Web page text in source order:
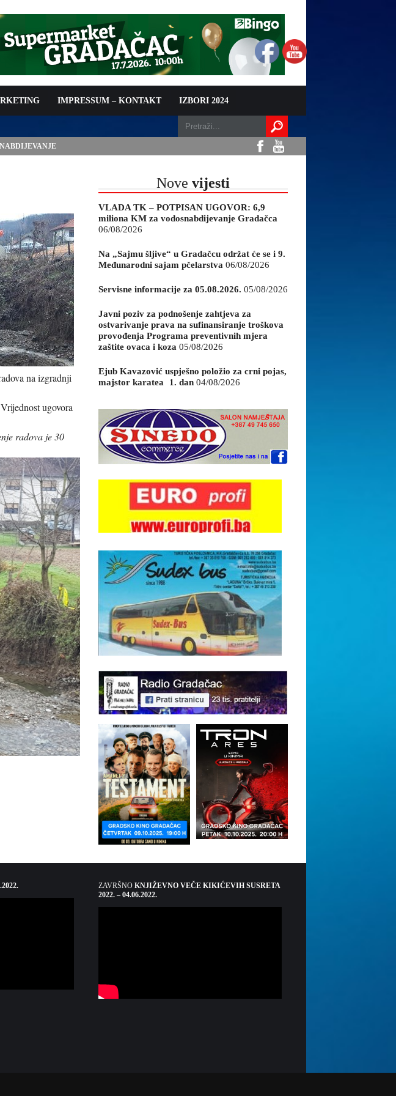
IMPRESSUM – KONTAKT IZBORI 2024
na izgradnji
ugovora
radova je 30
Nove vijesti
VLADA TK – POTPISAN UGOVOR: 6,9
miliona KM za vodosnabdijevanje Gradačca
06/08/2026
Na „Sajmu šljive“ u Gradačcu održat će se i 9.
Međunarodni sajam pčelarstva 06/08/2026
Servisne informacije za 05.08.2026. 05/08/2026
Javni poziv za podnošenje zahtjeva za
ostvarivanje prava na sufinansiranje troškova
provođenja Programa preventivnih mjera
zaštite ovaca i koza 05/08/2026
Ejub Kavazović uspješno položio za crni pojas,
majstor karatea 1. dan 04/08/2026
ZAVRŠNO KNJIŽEVNO VEČE KIKIĆEVIH SUSRETA
2022. – 04.06.2022.